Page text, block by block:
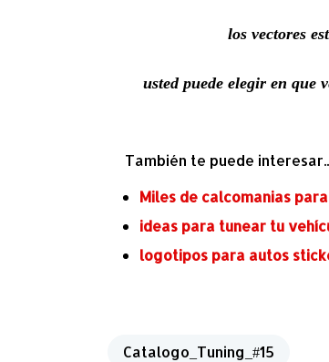
los vectores
ustedpuede elegir en que
También te puede
Miles de calcomanias
ideas para tunear tu
logotipos para autos
Catalogo_Tuning_#15